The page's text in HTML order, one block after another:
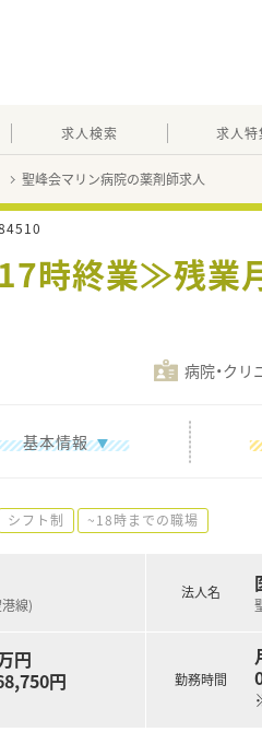
求人検索 求人特
聖峰会マリン病院の薬剤師求人
時終業≫残業
病院・クリ
基本情報
シフト制 ~18時までの職場
線)
円
円
法人名
勤務時間